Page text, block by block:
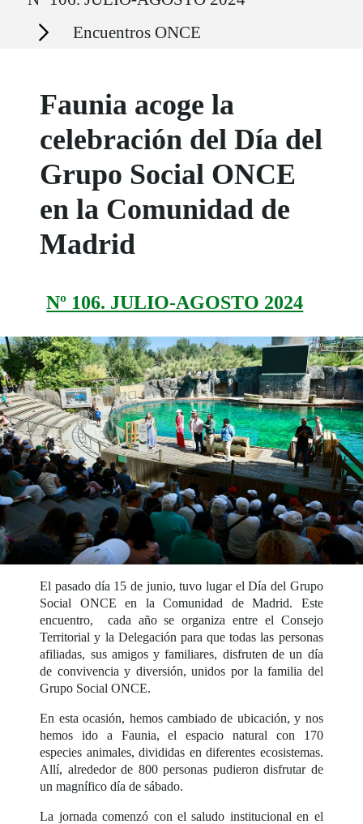
Secciones Encuentros ONCE
Faunia acoge la
celebración del Día del
Grupo Social ONCE
en la Comunidad de
Madrid
Nº 106. JULIO-AGOSTO 2024
El pasado día 15 de junio, tuvo lugar el Día del Grupo
Social ONCE en la Comunidad de Madrid. Este
encuentro, cada año se organiza entre el Consejo
Territorial y la Delegación para que todas las personas
afiliadas, sus amigos y familiares, disfruten de un día
de convivencia y diversión, unidos por la familia del
Grupo Social ONCE.
En esta ocasión, hemos cambiado de ubicación, y nos
hemos ido a Faunia, el espacio natural con 170
especies animales, divididas en diferentes ecosistemas.
Allí, alrededor de 800 personas pudieron disfrutar de
un magnífico día de sábado.
La jornada comenzó con el saludo institucional en el